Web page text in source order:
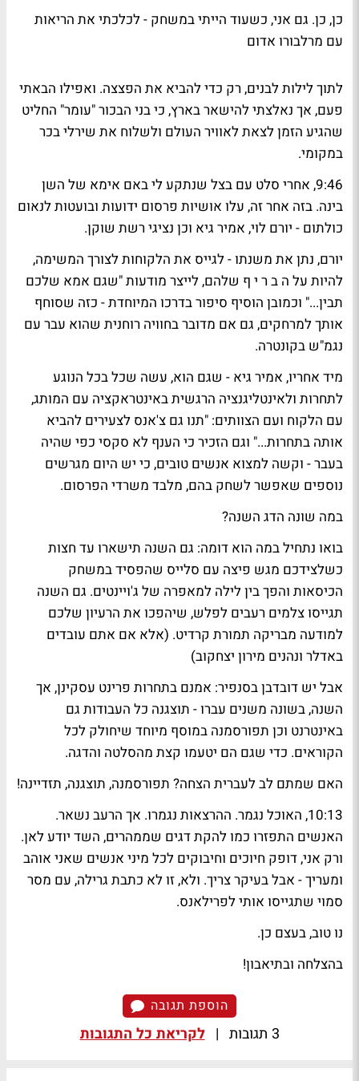
כן, כן. גם אני, כשעוד הייתי במשחק - לכלכתי את הריאות
עם מרלבורו אדום
לתוך לילות לבנים, רק כדי להביא את הפצצה. ואפילו הבאתי
פעם, אך נאלצתי להישאר בארץ, כי בני הבכור "עומר" החליט
שהגיע הזמן לצאת לאוויר העולם ולשלוח את שירלי בכר
במקומי.
9:46, אחרי סלט עם בצל שנתקע לי באם אימא של השן
בינה. בזה אחר זה, עלו אושיות פרסום ידועות ובועטות לנאום
כולתום - יורם לוי, אמיר גיא וכן נציגי רשת שוקן.
יורם, נתן את משנתו - לגייס את הלקוחות לצורך המשימה,
להיות על ה ב ר י ף שלהם, לייצר מודעות "שגם אמא שלכם
תבין..." וכמובן הוסיף סיפור בדרכו המיוחדת - כזה שסוחף
אותך למרחקים, גם אם מדובר בחוויה רוחנית שהוא עבר עם
נגמ"ש בקונטרה.
מיד אחריו, אמיר גיא - שגם הוא, עשה שכל בכל הנוגע
לתחרות ולאינטליגנציה הרגשית באינטראקציה עם המותג,
עם הלקוח ועם הצוותים: "תנו גם צ'אנס לצעירים להביא
אותה בתחרות..." וגם הזכיר כי הענף לא סקסי כפי שהיה
בעבר - וקשה למצוא אנשים טובים, כי יש היום מגרשים
נוספים שאפשר לשחק בהם, מלבד משרדי הפרסום.
במה שונה הדג השנה?
בואו נתחיל במה הוא דומה: גם השנה תישארו עד חצות
כשלצידכם מגש פיצה עם סלייס שהפסיד במשחק
הכיסאות והפך בין לילה למאפרה של ג'ויינטים. גם השנה
תגייסו צלמים רעבים לפלש, שיהפכו את הרעיון שלכם
למודעה מבריקה תמורת קרדיט. (אלא אם אתם עובדים
באדלר ונהנים מירון יצחקוב)
אבל יש דובדבן בסנפיר: אמנם בתחרות פרינט עסקינן, אך
השנה, בשונה משנים עברו - תוצגנה כל העבודות גם
באינטרנט וכן תפורסמנה במוסף מיוחד שיחולק לכל
הקוראים. כדי שגם הם יטעמו קצת מהסלטה והדגה.
האם שמתם לב לעברית הצחה? תפורסמנה, תוצגנה, תזדיינה!
10:13, האוכל נגמר
. ההרצאות נגמרו. אך הרעב נשאר.
האנשים התפזרו כמו להקת דגים שממהרים, השד יודע לאן.
ורק אני, דופק חיוכים וחיבוקים לכל מיני אנשים שאני אוהב
ומעריך - אבל בעיקר צריך. ולא, זו לא כתבת גרילה, עם מסר
סמוי שתגייסו אותי לפרילאנס.
נו טוב, בעצם כן.
בהצלחה ובתיאבון!
הוספת תגובה
3 תגובות | לקריאת כל התגובות